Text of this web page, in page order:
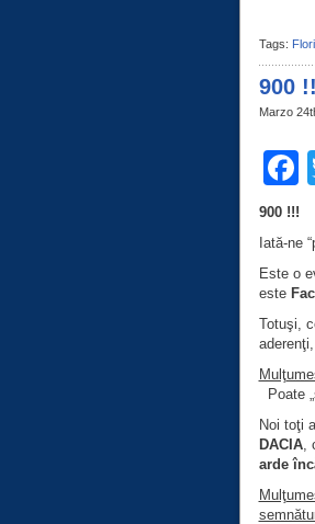
Tags:
900
Marzo
900 !!!
Iată-ne
Este o
este
Totuşi,
Poate
Noi toţi
DACIA,
arde